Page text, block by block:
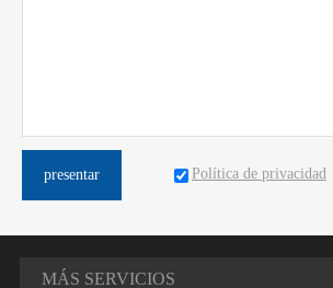
presentar Política de privacidad
MÁS SERVICIOS